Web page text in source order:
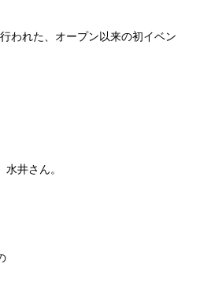
われた、オープン以来の初イベン
井さん。